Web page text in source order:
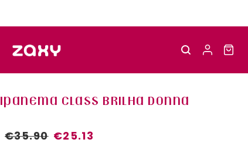
IPANEMA CLASS BRILHA DONNA
€35.90 €25.13